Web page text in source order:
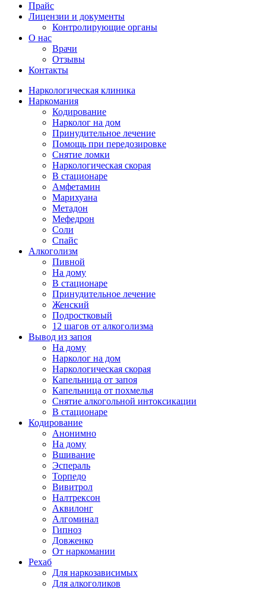
Прайс
Лицензии и документы
Контролирующие органы
О нас
Врачи
Отзывы
Контакты
Наркологическая клиника
Наркомания
Кодирование
Нарколог на дом
Принудительное лечение
Помощь при передозировке
Снятие ломки
Наркологическая скорая
В стационаре
Амфетамин
Марихуана
Метадон
Мефедрон
Соли
Спайс
Алкоголизм
Пивной
На дому
В стационаре
Принудительное лечение
Женский
Подростковый
12 шагов от алкоголизма
Вывод из запоя
На дому
Нарколог на дом
Наркологическая скорая
Капельница от запоя
Капельница от похмелья
Снятие алкогольной интоксикации
В стационаре
Кодирование
Анонимно
На дому
Вшивание
Эспераль
Торпедо
Вивитрол
Налтрексон
Аквилонг
Алгоминал
Гипноз
Довженко
От наркомании
Рехаб
Для наркозависимых
Для алкоголиков